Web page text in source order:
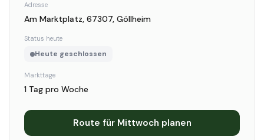
Adresse
Am Marktplatz, 67307, Göllheim
Status heute
Heute geschlossen
Markttage
1 Tag pro Woche
Route für Mittwoch planen